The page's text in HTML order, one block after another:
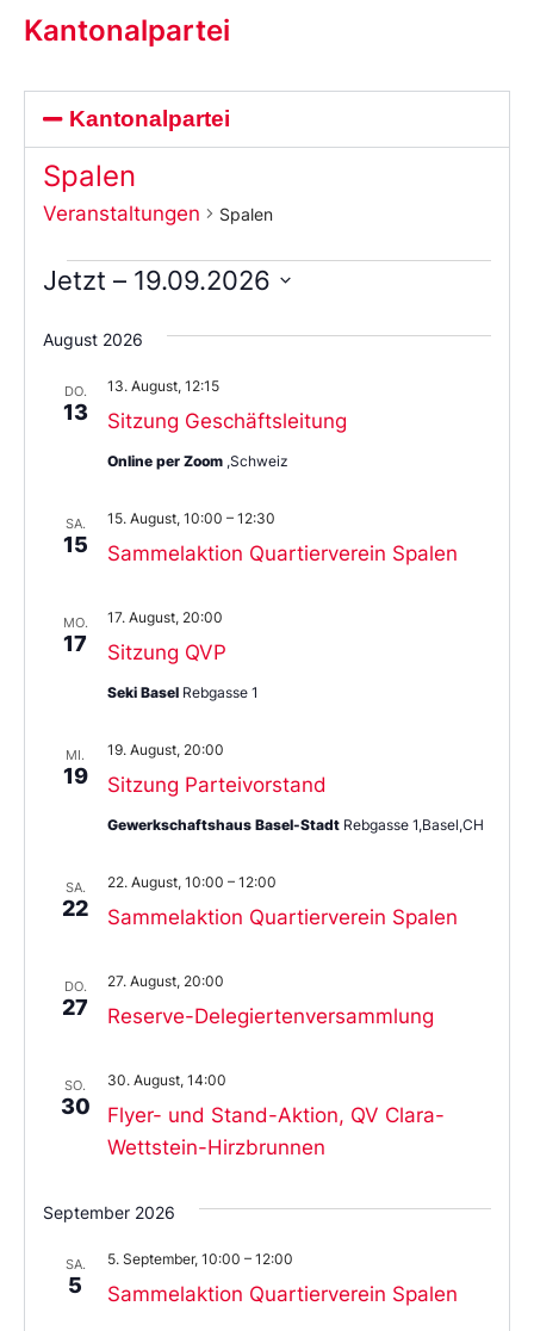
Kantonalpartei
Kantonalpartei
Spalen
Veranstaltungen Spalen
Jetzt – 19.09.2026
Sie
das
aus.
August 2026
DO.
13 Sitzung Geschäftsleitung
13. August, 12:15
Online per Zoom ,Schweiz
SA.
15 Sammelaktion Quartierverein Spalen
15. August, 10:00 – 12:30
MO.
17 Sitzung QVP
17. August, 20:00
Seki Basel Rebgasse 1
MI.
19 Sitzung Parteivorstand
19. August, 20:00
Gewerkschaftshaus Basel-Stadt Rebgasse 1,Basel,CH
SA.
22 Sammelaktion Quartierverein Spalen
22. August, 10:00 – 12:00
DO.
27 Reserve-Delegiertenversammlung
27. August, 20:00
SO.
30
Flyer- und Stand-Aktion, QV Clara-
Wettstein-Hirzbrunnen
30. August, 14:00
September 2026
SA.
5 Sammelaktion Quartierverein Spalen
5. September, 10:00 – 12:00